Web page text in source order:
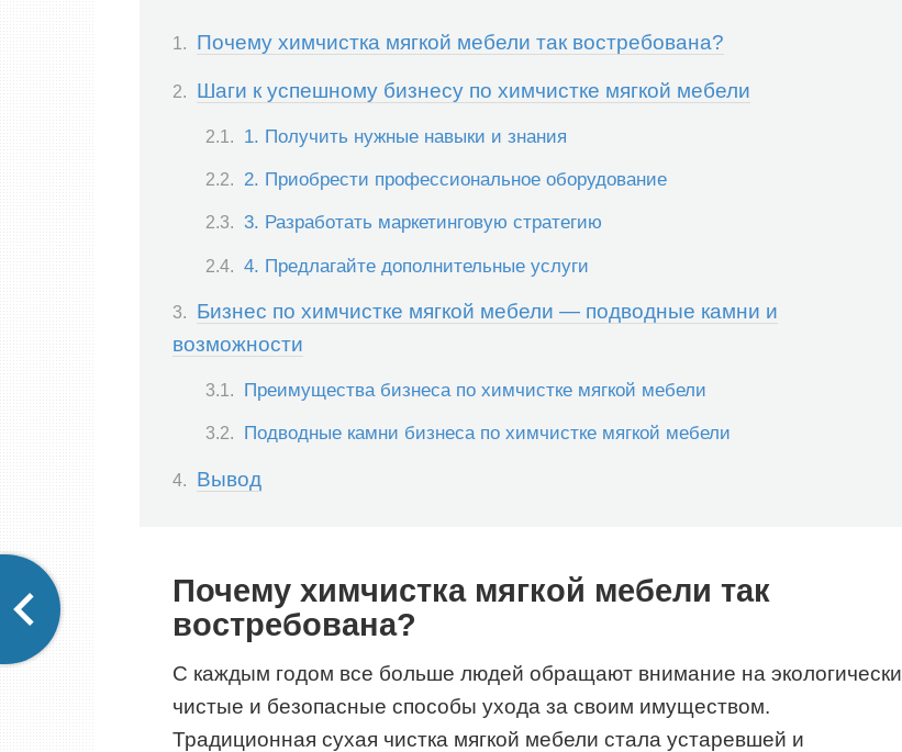
Почему химчистка мягкой мебели так востребована?
Шаги к успешному бизнесу по химчистке мягкой мебели
1. Получить нужные навыки и знания
2. Приобрести профессиональное оборудование
3. Разработать маркетинговую стратегию
4. Предлагайте дополнительные услуги
Бизнес по химчистке мягкой мебели — подводные камни и
возможности
Преимущества бизнеса по химчистке мягкой мебели
Подводные камни бизнеса по химчистке мягкой мебели
Вывод
Почему химчистка мягкой мебели так
востребована?
С каждым годом все больше людей обращают внимание на экологически
чистые и безопасные способы ухода за своим имуществом.
Традиционная сухая чистка мягкой мебели стала устаревшей и